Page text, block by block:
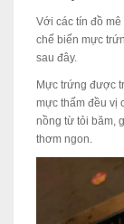
Với các tín đồ
chế biến mực
sau đây.
Mực trứng được
mực thấm đều vị
nồng từ tỏi băm,
thơm ngon.